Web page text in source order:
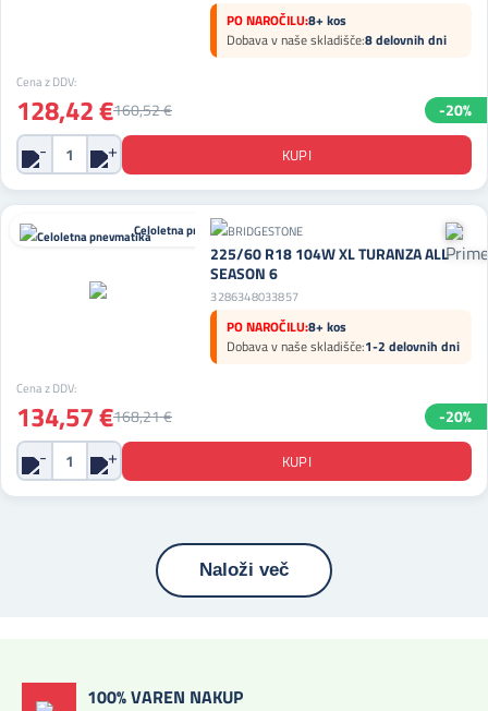
PO NAROČILU:8+ kos
Dobava v naše skladišče:8 delovnih dni
Cena z DDV:
128,42 €160,52 € -20%
Celoletna pnevmatika
225/60 R18 104W XL TURANZA ALL
SEASON 6
3286348033857
PO NAROČILU:8+ kos
Dobava v naše skladišče:1-2 delovnih dni
Cena z DDV:
134,57 €168,21 € -20%
Naloži več
100% VAREN NAKUP